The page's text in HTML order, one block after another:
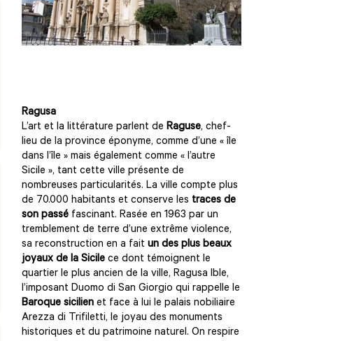
Ragusa
L’art et la littérature parlent de Raguse, chef-
lieu de la province éponyme, comme d’une « île
dans l’île » mais également comme « l’autre
Sicile », tant cette ville présente de
nombreuses particularités. La ville compte plus
de 70.000 habitants et conserve les traces de
son passé fascinant. Rasée en 1963 par un
tremblement de terre d’une extrême violence,
sa reconstruction en a fait un des plus beaux
joyaux de la Sicile ce dont témoignent le
quartier le plus ancien de la ville, Ragusa Ible,
l’imposant Duomo di San Giorgio qui rappelle le
Baroque sicilien et face à lui le palais nobiliaire
Arezza di Trifiletti, le joyau des monuments
historiques et du patrimoine naturel. On respire